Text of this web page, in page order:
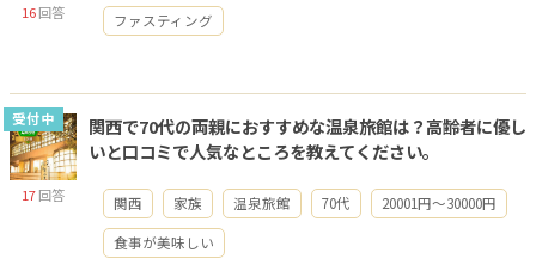
16回答 ファスティング
受付中
17回答
関西で70代の両親におすすめな温泉旅館は？高齢者に優し
いと口コミで人気なところを教えてください。
関西 家族 温泉旅館 70代 20001円～30000円
食事が美味しい